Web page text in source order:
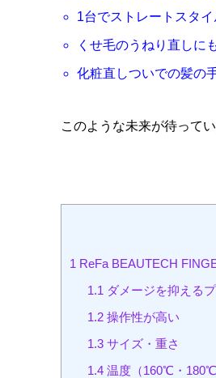
1台でストレートスタ
くせ毛のうねり直しに
化粧直しついでの髪の
このような未来が待ってい
1 ReFa BEAUTECH
1.1 ダメージを抑える
1.2 操作性が高い
1.3 サイズ・重さ
1.4 温度（160℃・180℃